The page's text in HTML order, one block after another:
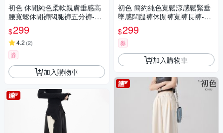
初色 休閒純色柔軟親膚垂感高
腰寬鬆休閒褲闊腿褲五分褲-共
4色-35462(M-3XL可選)
$299
4.2 (2)
券
加入購物車
初色 簡約純色寬鬆涼感鬆緊垂
墜感闊腿褲休閒褲寬褲長褲-共
3色-35109(M-2XL可選)
$299
券
加入購物車